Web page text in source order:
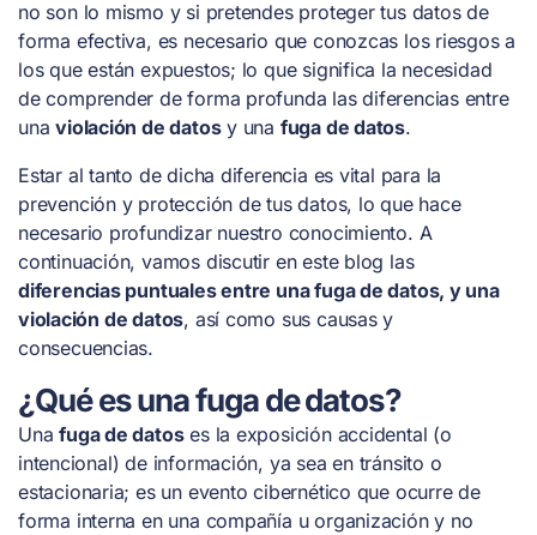
no son lo mismo y si pretendes proteger tus datos de
forma efectiva, es necesario que conozcas los riesgos a
los que están expuestos; lo que significa la necesidad
de comprender de forma profunda las diferencias entre
unaviolación de datosy una fuga de datos.
Estar al tanto de dicha diferencia es vital para la
prevención y protección de tus datos, lo que hace
necesario profundizar nuestro conocimiento. A
continuación, vamos discutir en este blog las
diferencias puntuales entre una fuga de datos, y una
violación de datos, así como sus causas y
consecuencias.
¿Qué es una fuga de datos?
Unafuga de datoses la exposición accidental (o
intencional) de información, ya sea en tránsito o
estacionaria; es un evento cibernético que ocurre de
forma interna en una compañía u organización y no